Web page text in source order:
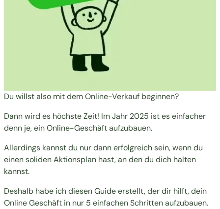
Du willst also mit dem Online-Verkauf beginnen?
Dann wird es höchste Zeit! Im Jahr 2025 ist es einfacher
denn je, ein Online-Geschäft aufzubauen.
Allerdings kannst du nur dann erfolgreich sein, wenn du
einen soliden Aktionsplan hast, an den du dich halten
kannst.
Deshalb habe ich diesen Guide erstellt, der dir hilft, dein
Online Geschäft in nur 5 einfachen Schritten aufzubauen.